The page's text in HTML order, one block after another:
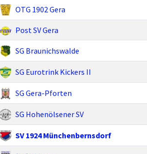
OTG 1902 Gera
Post SV Gera
SG Braunichswalde
SG Eurotrink Kickers II
SG Gera-Pforten
SG Hohenölsener SV
SV 1924 Münchenbernsdorf